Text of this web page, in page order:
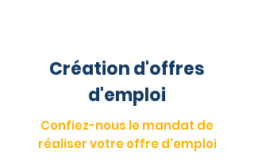
Création d'offres
d'emploi
Confiez-nous le mandat de
réaliser votre offre d'emploi